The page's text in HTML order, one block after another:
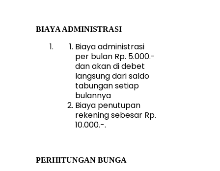
BIAYA ADMINISTRASI
Biaya administrasi
per bulan Rp. 5.000.-
dan akan di debet
langsung dari saldo
tabungan setiap
bulannya
Biaya penutupan
rekening sebesar Rp.
10.000.-.
PERHITUNGAN BUNGA